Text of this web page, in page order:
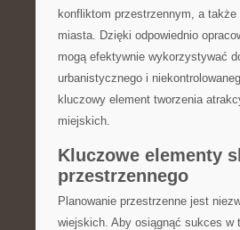
konfliktom przestrzennym, ⁣a
miasta. Dzięki odpowiednio
mogą efektywnie wykorzystywać
urbanistycznego‍ i
kluczowy element tworzenia
miejskich.
Kluczowe elementy
przestrzennego
Planowanie przestrzenne jest
‌wiejskich. Aby osiągnąć​ sukces w